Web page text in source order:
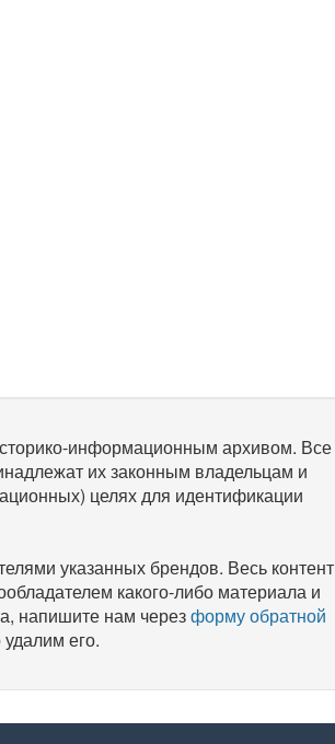
информационным архивом. Все
их законным владельцам и
целях для идентификации
указанных брендов. Весь контент
какого-либо материала и
напишите нам черезформу обратной
его.